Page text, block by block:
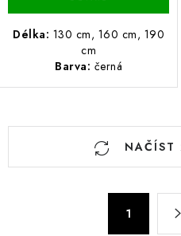
Délka: 130 cm, 160 cm, 190
cm
Barva: černá
NAČÍST
1